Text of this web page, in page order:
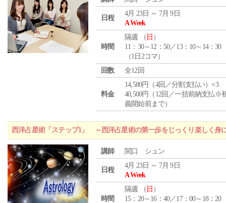
日程
4月 23日 ～ 7月 9日
A Week
時間
隔週 （ 日 ）
11：30～12：50／13：10～14：30
（1日2コマ）
回数
全12回
料金
14,580円（4回／分割支払い）×3
40,500円（12回／一括前納支払※
義開始前まで）
西洋占星術「ステップ1」 ～西洋占星術の第一歩をじっくり楽しく身
講師 関口 シュン
日程
4月 23日 ～ 7月 9日
A Week
時間
隔週 （ 日 ）
15：20～16：40／17：00～18：20